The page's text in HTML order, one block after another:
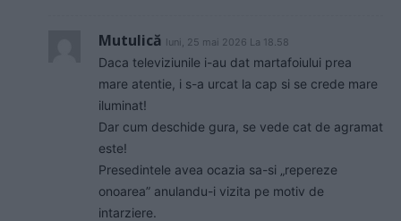
Mutulică luni, 25 mai 2026 La 18.58
Daca televiziunile i-au dat martafoiului prea
mare atentie, i s-a urcat la cap si se crede mare
iluminat!
Dar cum deschide gura, se vede cat de agramat
este!
Presedintele avea ocazia sa-si „repereze
onoarea” anulandu-i vizita pe motiv de
intarziere.